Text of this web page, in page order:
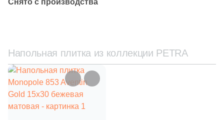
Россия
Китай
Индия
глянцевая
Снято с производства
Напольная плитка из коллекции PETRA